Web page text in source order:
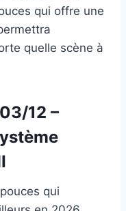
qui offre une
quelle scène à
12 –
qui